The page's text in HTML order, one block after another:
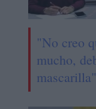
"No creo
mucho,
mascarilla"